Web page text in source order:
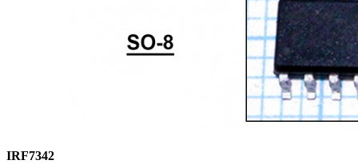
IRF7342